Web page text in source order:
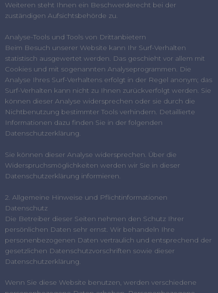
Weiteren steht Ihnen ein Beschwerderecht bei der
zuständigen Aufsichtsbehörde zu.
Analyse-Tools und Tools von Drittanbietern
Beim Besuch unserer Website kann Ihr Surf-Verhalten
statistisch ausgewertet werden. Das geschieht vor allem mit
Cookies und mit sogenannten Analyseprogrammen. Die
Analyse Ihres Surf-Verhaltens erfolgt in der Regel anonym; das
Surf-Verhalten kann nicht zu Ihnen zurückverfolgt werden. Sie
können dieser Analyse widersprechen oder sie durch die
Nichtbenutzung bestimmter Tools verhindern. Detaillierte
Informationen dazu finden Sie in der folgenden
Datenschutzerklärung.
Sie können dieser Analyse widersprechen. Über die
Widerspruchsmöglichkeiten werden wir Sie in dieser
Datenschutzerklärung informieren.
2. Allgemeine Hinweise und Pflichtinformationen
Datenschutz
Die Betreiber dieser Seiten nehmen den Schutz Ihrer
persönlichen Daten sehr ernst. Wir behandeln Ihre
personenbezogenen Daten vertraulich und entsprechend der
gesetzlichen Datenschutzvorschriften sowie dieser
Datenschutzerklärung.
Wenn Sie diese Website benutzen, werden verschiedene